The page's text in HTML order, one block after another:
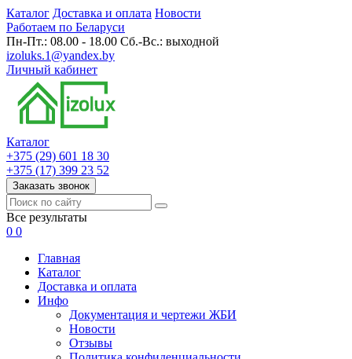
Каталог Доставка и оплата Новости
Работаем по Беларуси
Пн-Пт.: 08.00 - 18.00 Сб.-Вс.: выходной
izoluks.1@yandex.by
Личный кабинет
Каталог
+375 (29) 601 18 30
+375 (17) 399 23 52
Заказать звонок
Все результаты
0 0
Главная
Каталог
Доставка и оплата
Инфо
Документация и чертежи ЖБИ
Новости
Отзывы